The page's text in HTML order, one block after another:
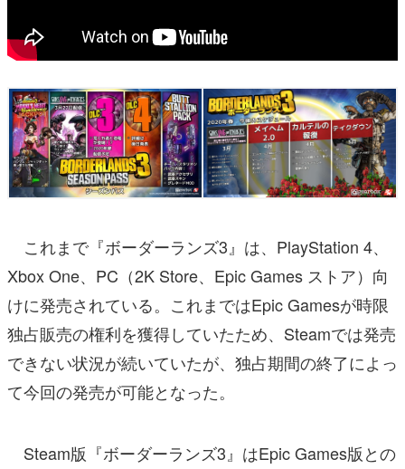
これまで『ボーダーランズ3』は、PlayStation 4、
Xbox One、PC（2K Store、Epic Games ストア）向
けに発売されている。これまではEpic Gamesが時限
独占販売の権利を獲得していたため、Steamでは発売
できない状況が続いていたが、独占期間の終了によっ
て今回の発売が可能となった。
Steam版『ボーダーランズ3』はEpic Games版との